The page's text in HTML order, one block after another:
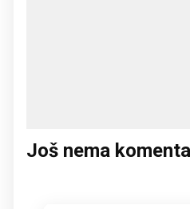
Još nema